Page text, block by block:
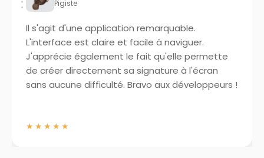
remarquable.
et facile à naviguer.
le fait qu'elle permette
sa signature à l'écran
Bravo aux développeurs !
This app is so nice